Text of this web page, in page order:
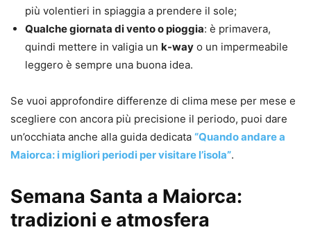
più volentieri in spiaggia a prendere il sole;
Qualche giornata di vento o pioggia: è primavera,
quindi mettere in valigia un k-way o un impermeabile
leggero è sempre una buona idea.
Se vuoi approfondire differenze di clima mese per mese e
scegliere con ancora più precisione il periodo, puoi dare
un’occhiata anche alla guida dedicata “Quando andare a
Maiorca: i migliori periodi per visitare l’isola”.
Semana Santa a Maiorca:
tradizioni e atmosfera